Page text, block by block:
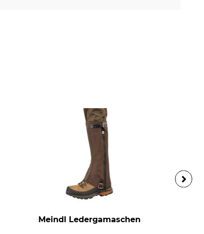
Meindl Ledergamaschen